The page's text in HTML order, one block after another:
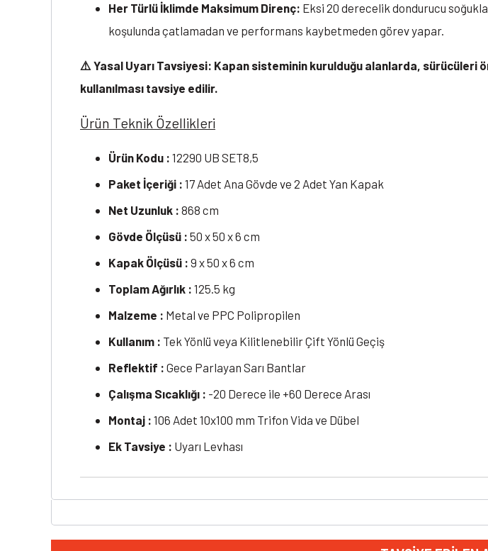
Her Türlü İklimde Maksimum Direnç: Eksi 20 derecelik dondurucu
koşulunda çatlamadan ve performans kaybetmeden görev yapar.
⚠️ Yasal Uyarı Tavsiyesi: Kapan sisteminin kurulduğu alanlarda, sürücüleri
kullanılması tavsiye edilir.
Ürün Teknik Özellikleri
Ürün Kodu : 12290 UB SET8,5
Paket İçeriği : 17 Adet Ana Gövde ve 2 Adet Yan Kapak
Net Uzunluk : 868 cm
Gövde Ölçüsü : 50 x 50 x 6 cm
Kapak Ölçüsü : 9 x 50 x 6 cm
Toplam Ağırlık : 125.5 kg
Malzeme : Metal ve PPC Polipropilen
Kullanım : Tek Yönlü veya Kilitlenebilir Çift Yönlü Geçiş
Reflektif : Gece Parlayan Sarı Bantlar
Çalışma Sıcaklığı : -20 Derece ile +60 Derece Arası
Montaj : 106 Adet 10x100 mm Trifon Vida ve Dübel
Ek Tavsiye : Uyarı Levhası